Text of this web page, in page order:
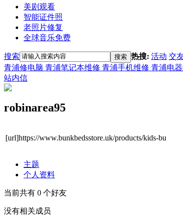
美剧观看
智能证件照
老照片修复
全球音乐免费
搜索 搜索 热搜: 活动 交
青浦修电脑 青浦笔记本维修 青浦手机维修 青浦电
站内信
robinarea95
[url]https://www.bunkbedsstore.uk/products/kids-bu
主题
个人资料
当前共有 0 个好友
没有相关成员